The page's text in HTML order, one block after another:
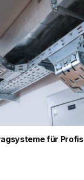
für Profis